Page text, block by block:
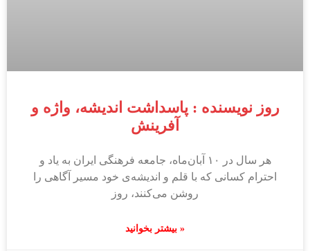
روز نویسنده : پاسداشت اندیشه، واژه و
آفرینش
هر سال در ۱۰ آبان‌ماه، جامعه فرهنگی ایران به یاد و
احترام کسانی که با قلم و اندیشه‌ی خود مسیر آگاهی را
روشن می‌کنند، روز
بیشتر بخوانید »